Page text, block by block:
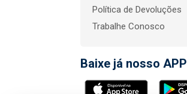
Política de Devoluções
Trabalhe Conosco
Baixe já nosso APP